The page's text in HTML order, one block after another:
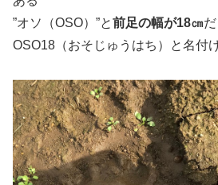
”オソ（OSO）”と前足の幅が18㎝
OSO18（おそじゅうはち）と名付